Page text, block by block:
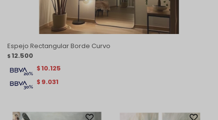
Espejo Rectangular Borde Curvo
$ 12.500
$ 9.031
$10.125